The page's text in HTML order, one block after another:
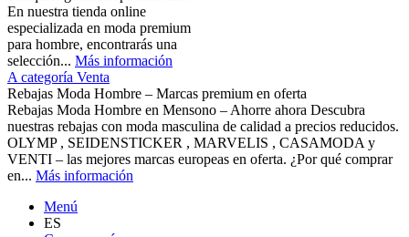
En nuestra tienda online
especializada en moda premium
para hombre, encontrarás una
selección... Más información
A categoría Venta
Rebajas Moda Hombre – Marcas premium en oferta
Rebajas Moda Hombre en Mensono – Ahorre ahora Descubra
nuestras rebajas con moda masculina de calidad a precios reducidos.
OLYMP , SEIDENSTICKER , MARVELIS , CASAMODA y
VENTI – las mejores marcas europeas en oferta. ¿Por qué comprar
en... Más información
Menú
ES